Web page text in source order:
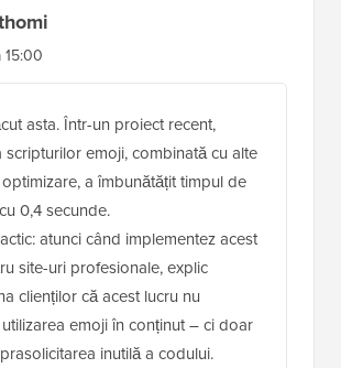
15:00
asta. Într-un proiect recent,
scripturilor emoji, combinată cu alte
a îmbunătățit timpul de
0,4 secunde.
atunci când implementez acest
site-uri profesionale, explic
clienților că acest lucru nu
emoji în conținut – ci doar
inutilă a codului.